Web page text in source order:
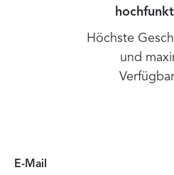
Höchste
und
E-Mail